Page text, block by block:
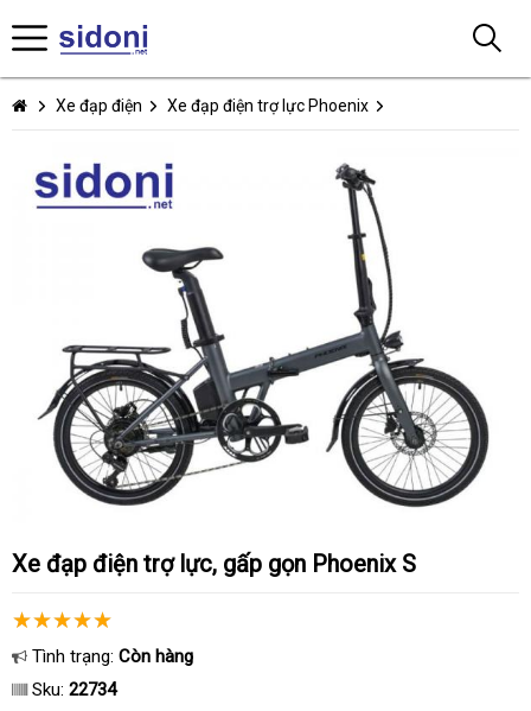
Xe đạp điện Xe đạp điện trợ lực Phoenix
Xe đạp điện trợ lực, gấp gọn Phoenix S
Tình trạng: Còn hàng
Sku: 22734